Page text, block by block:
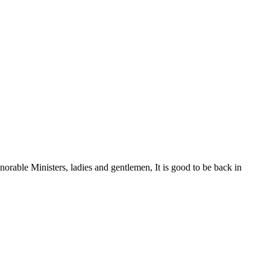
Ministers, ladies and gentlemen, It is good to be back in